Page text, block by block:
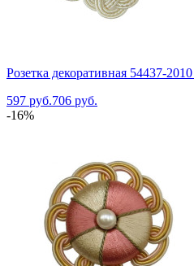
Розетка декоративная 54437-
597 руб.706 руб.
-16%